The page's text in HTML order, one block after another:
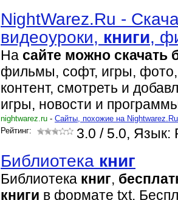
NightWarez.Ru -
видеоуроки, книги,
На сайте можно скачать
фильмы, софт, игры,
контент, смотреть и
игры, новости и
nightwarez.ru - Cайты, похожие на Nightwarez.Ru
Рейтинг:
3.0 / 5.0, Язык:
Библиотека книг
Библиотека книг,
книги в формате txt.